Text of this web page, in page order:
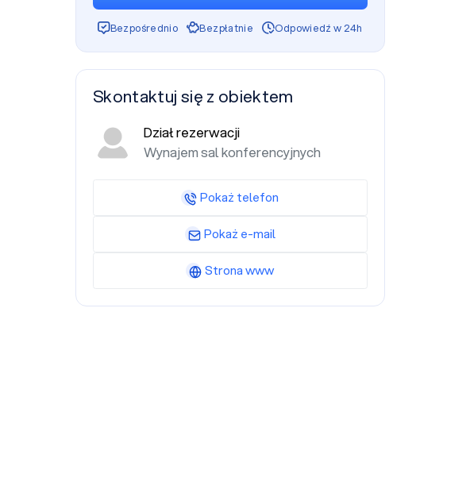
Bezpośrednio Bezpłatnie Odpowiedź w 24h
Skontaktuj się z obiektem
Dział rezerwacji
Wynajem sal konferencyjnych
Pokaż telefon
Pokaż e-mail
Strona www